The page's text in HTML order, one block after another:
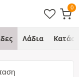
Λάδια